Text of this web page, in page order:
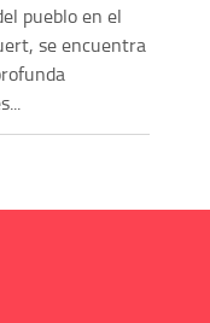
pueblo en el
se encuentra